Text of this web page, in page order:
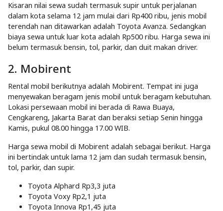
Kisaran nilai sewa sudah termasuk supir untuk perjalanan
dalam kota selama 12 jam mulai dari Rp400 ribu, jenis mobil
terendah nan ditawarkan adalah Toyota Avanza. Sedangkan
biaya sewa untuk luar kota adalah Rp500 ribu. Harga sewa ini
belum termasuk bensin, tol, parkir, dan duit makan driver.
2. Mobirent
Rental mobil berikutnya adalah Mobirent. Tempat ini juga
menyewakan beragam jenis mobil untuk beragam kebutuhan.
Lokasi persewaan mobil ini berada di Rawa Buaya,
Cengkareng, Jakarta Barat dan beraksi setiap Senin hingga
Kamis, pukul 08.00 hingga 17.00 WIB.
Harga sewa mobil di Mobirent adalah sebagai berikut. Harga
ini bertindak untuk lama 12 jam dan sudah termasuk bensin,
tol, parkir, dan supir.
Toyota Alphard Rp3,3 juta
Toyota Voxy Rp2,1 juta
Toyota Innova Rp1,45 juta